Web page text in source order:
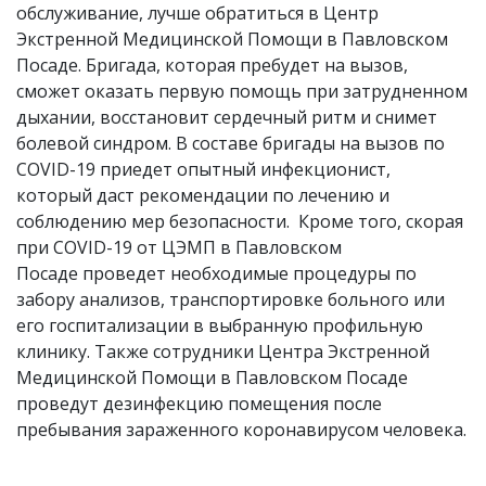
обслуживание, лучше обратиться в Центр
Экстренной Медицинской Помощи в Павловском
Посаде. Бригада, которая пребудет на вызов,
сможет оказать первую помощь при затрудненном
дыхании, восстановит сердечный ритм и снимет
болевой синдром. В составе бригады на вызов по
COVID-19 приедет опытный инфекционист,
который даст рекомендации по лечению и
соблюдению мер безопасности. Кроме того, скорая
при COVID-19 от ЦЭМП в Павловском
Посаде проведет необходимые процедуры по
забору анализов, транспортировке больного или
его госпитализации в выбранную профильную
клинику. Также сотрудники Центра Экстренной
Медицинской Помощи в Павловском Посаде
проведут дезинфекцию помещения после
пребывания зараженного коронавирусом человека.